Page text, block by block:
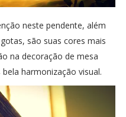
neste pendente, além
são suas cores mais
na decoração de mesa
harmonização visual.